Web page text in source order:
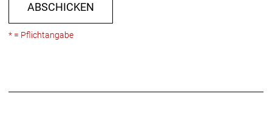
ABSCHICKEN
* = Pflichtangabe